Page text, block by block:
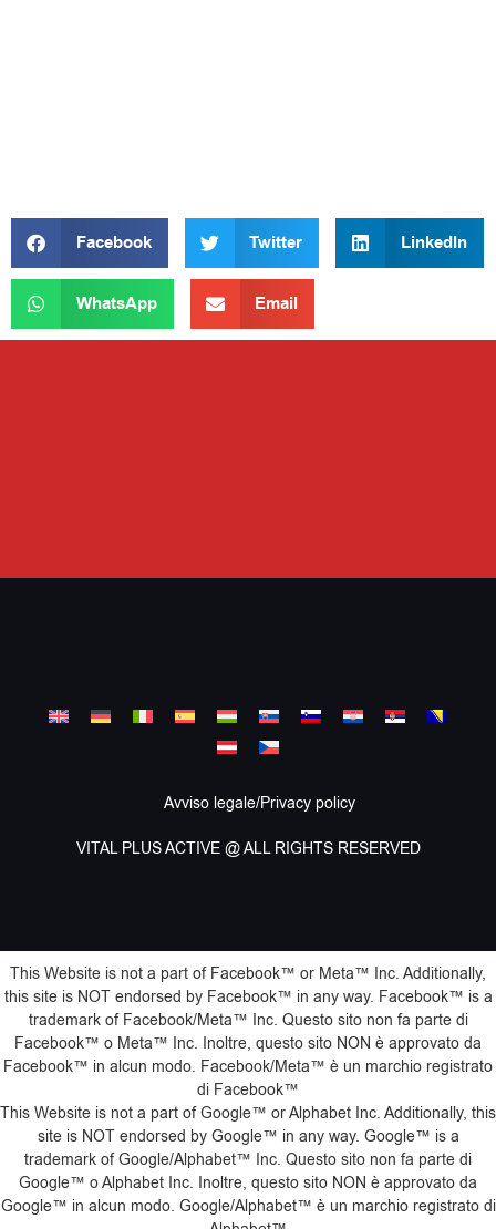
Facebook Twitter LinkedIn
WhatsApp Email
Avviso legale/Privacy policy
VITAL PLUS ACTIVE @ ALL RIGHTS RESERVED
This Website is not a part of Facebook™️ or Meta™️ Inc. Additionally,
this site is NOT endorsed by Facebook™️ in any way. Facebook™️ is a
trademark of Facebook/Meta™️ Inc. Questo sito non fa parte di
Facebook™️ o Meta™️ Inc. Inoltre, questo sito NON è approvato da
Facebook™️ in alcun modo. Facebook/Meta™️ è un marchio registrato
di Facebook™️
This Website is not a part of Google™️ or Alphabet Inc. Additionally, this
site is NOT endorsed by Google™️ in any way. Google™️ is a
trademark of Google/Alphabet™️ Inc. Questo sito non fa parte di
Google™️ o Alphabet Inc. Inoltre, questo sito NON è approvato da
Google™️ in alcun modo. Google/Alphabet™️ è un marchio registrato di